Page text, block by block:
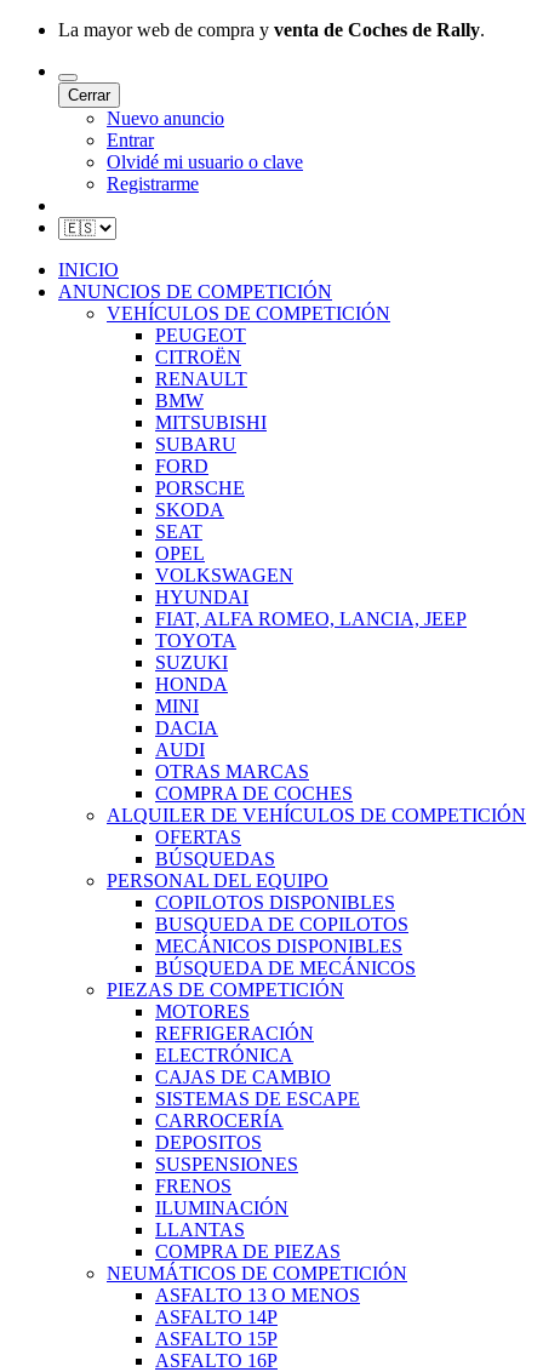
La mayor web de compra y venta de Coches de Rally.
Cerrar
Nuevo anuncio
Entrar
Olvidé mi usuario o clave
Registrarme
INICIO
ANUNCIOS DE COMPETICIÓN
VEHÍCULOS DE COMPETICIÓN
PEUGEOT
CITROËN
RENAULT
BMW
MITSUBISHI
SUBARU
FORD
PORSCHE
SKODA
SEAT
OPEL
VOLKSWAGEN
HYUNDAI
FIAT, ALFA ROMEO, LANCIA, JEEP
TOYOTA
SUZUKI
HONDA
MINI
DACIA
AUDI
OTRAS MARCAS
COMPRA DE COCHES
ALQUILER DE VEHÍCULOS DE COMPETICIÓN
OFERTAS
BÚSQUEDAS
PERSONAL DEL EQUIPO
COPILOTOS DISPONIBLES
BUSQUEDA DE COPILOTOS
MECÁNICOS DISPONIBLES
BÚSQUEDA DE MECÁNICOS
PIEZAS DE COMPETICIÓN
MOTORES
REFRIGERACIÓN
ELECTRÓNICA
CAJAS DE CAMBIO
SISTEMAS DE ESCAPE
CARROCERÍA
DEPOSITOS
SUSPENSIONES
FRENOS
ILUMINACIÓN
LLANTAS
COMPRA DE PIEZAS
NEUMÁTICOS DE COMPETICIÓN
ASFALTO 13 O MENOS
ASFALTO 14P
ASFALTO 15P
ASFALTO 16P